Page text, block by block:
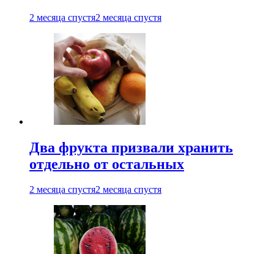
2 месяца спустя2 месяца спустя
Два фрукта призвали хранить
отдельно от остальных
2 месяца спустя2 месяца спустя